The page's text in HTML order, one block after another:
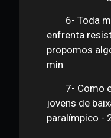
criação do
do CPB, a
desta
enfrenta
propomos